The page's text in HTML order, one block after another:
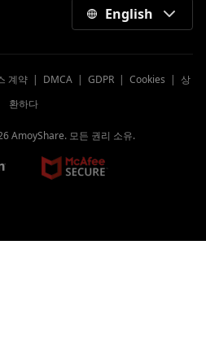
English
계약| DMCA| GDPR| Cookies | 상
환하다
AmoyShare. 모든 권리 소유.